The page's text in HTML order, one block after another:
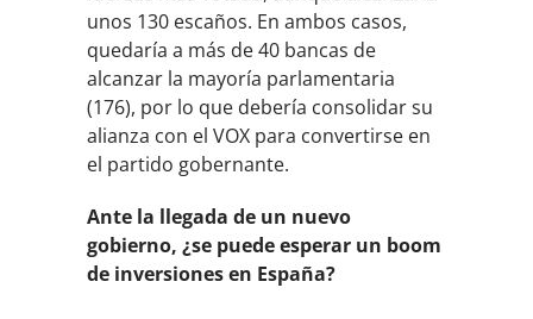
unos 130 escaños. En ambos casos,
quedaría a más de 40 bancas de
alcanzar la mayoría parlamentaria
(176), por lo que debería consolidar su
alianza con el VOX para convertirse en
el partido gobernante.
Ante la llegada de un nuevo
gobierno, ¿se puede esperar un boom
de inversiones en España?